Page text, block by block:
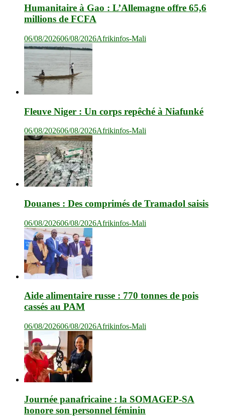
Humanitaire à Gao : L’Allemagne offre 65,6
millions de FCFA
06/08/202606/08/2026Afrikinfos-Mali
Fleuve Niger : Un corps repêché à Niafunké
06/08/202606/08/2026Afrikinfos-Mali
Douanes : Des comprimés de Tramadol saisis
06/08/202606/08/2026Afrikinfos-Mali
Aide alimentaire russe : 770 tonnes de pois
cassés au PAM
06/08/202606/08/2026Afrikinfos-Mali
Journée panafricaine : la SOMAGEP-SA
honore son personnel féminin